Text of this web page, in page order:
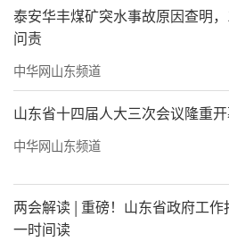
者更直观地、沉浸式感受山
泰安华丰煤矿突水事故原因查明
问责
中华网山东频道
山东省十四届人大三次会议隆重
中华网山东频道
两会解读 | 重磅！山东省政府工作
一时间读